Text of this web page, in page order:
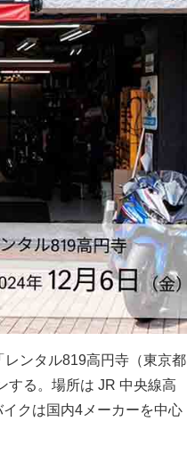
ンタル819高円寺（東京都
する。場所は JR 中央線高
クは国内4メーカーを中心